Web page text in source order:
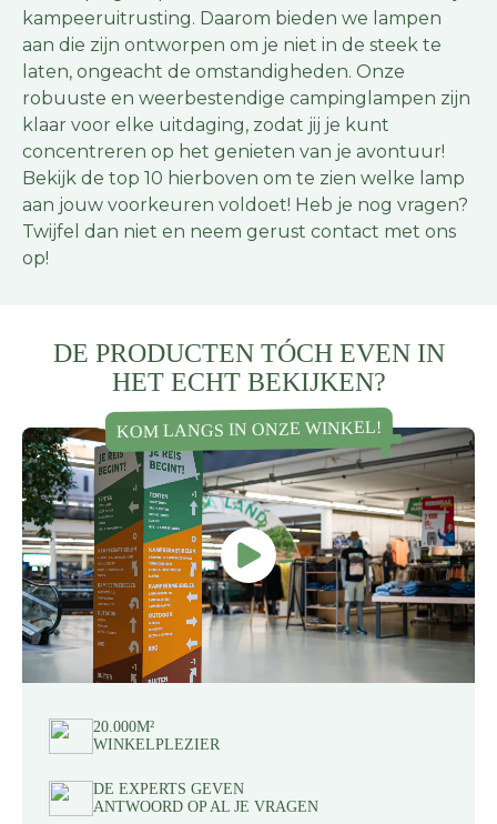
kampeeruitrusting. Daarom bieden we lampen
aan die zijn ontworpen om je niet in de steek te
laten, ongeacht de omstandigheden. Onze
robuuste en weerbestendige campinglampen zijn
klaar voor elke uitdaging, zodat jij je kunt
concentreren op het genieten van je avontuur!
Bekijk de top 10 hierboven om te zien welke lamp
aan jouw voorkeuren voldoet! Heb je nog vragen?
Twijfel dan niet en neem gerust contact met ons
op!
DE PRODUCTEN TÓCH EVEN IN
HET ECHT BEKIJKEN?
KOM LANGS IN ONZE WINKEL!
20.000M²
WINKELPLEZIER
DE EXPERTS GEVEN
ANTWOORD OP AL JE VRAGEN